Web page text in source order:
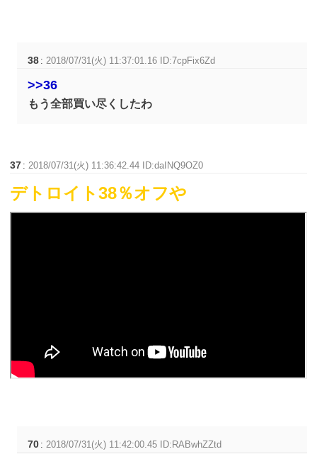
38 : 2018/07/31(火) 11:37:01.16 ID:7cpFix6Zd
>>36
もう全部買い尽くしたわ
37 : 2018/07/31(火) 11:36:42.44 ID:daINQ9OZ0
デトロイト38％オフや
70 : 2018/07/31(火) 11:42:00.45 ID:RABwhZZtd